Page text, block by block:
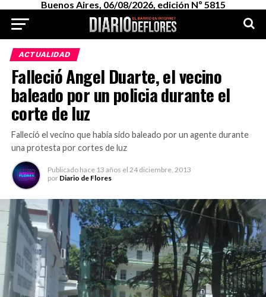
Buenos Aires, 06/08/2026, edición Nº 5815
ACTUALIDAD
Falleció Angel Duarte, el vecino
baleado por un policia durante el
corte de luz
Falleció el vecino que había sido baleado por un agente durante
una protesta por cortes de luz
Publicado hace 13 años el 24 diciembre, 2013
por Diario de Flores